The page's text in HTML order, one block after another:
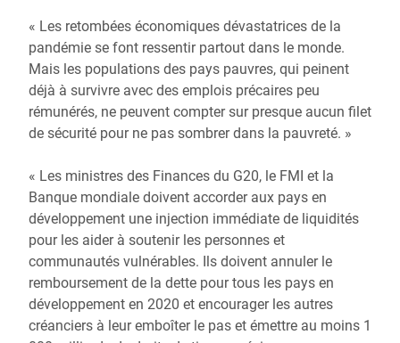
« Les retombées économiques dévastatrices de la
pandémie se font ressentir partout dans le monde.
Mais les populations des pays pauvres, qui peinent
déjà à survivre avec des emplois précaires peu
rémunérés, ne peuvent compter sur presque aucun filet
de sécurité pour ne pas sombrer dans la pauvreté. »
« Les ministres des Finances du G20, le FMI et la
Banque mondiale doivent accorder aux pays en
développement une injection immédiate de liquidités
pour les aider à soutenir les personnes et
communautés vulnérables. Ils doivent annuler le
remboursement de la dette pour tous les pays en
développement en 2020 et encourager les autres
créanciers à leur emboîter le pas et émettre au moins 1